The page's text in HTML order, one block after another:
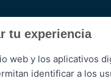
tu experiencia
web y los aplicativos
identificar a los